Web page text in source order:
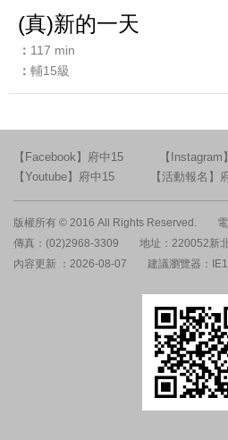
(真)新的一天
117 min
輔15級
【Facebook】府中15
【
【Youtube】府中15
【活動報名】
版權所有 © 2016 All Rights Reserved.
傳真：(02)2968-3309
地址：220052新
內容更新 ：2026-08-07
建議瀏覽器：